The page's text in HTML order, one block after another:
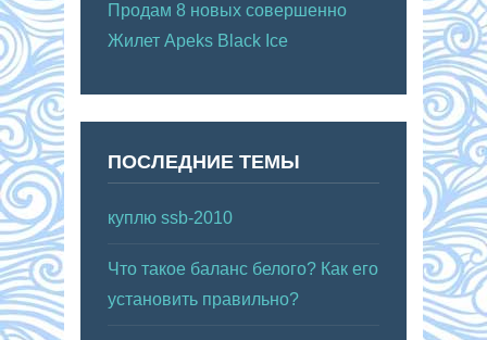
Продам 8 новых совершенно
Жилет Apeks Black Ice
ПОСЛЕДНИЕ ТЕМЫ
куплю ssb-2010
Что такое баланс белого? Как его
установить правильно?